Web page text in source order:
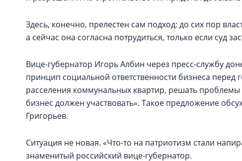
Здесь, конечно, прелестен сам подход: до сих пор
а сейчас она согласна потрудиться, только если суд
Вице-губернатор Игорь Албин через пресс-службу
принцип социальной ответственности бизнеса
расселения коммунальных квартир, решать
бизнес должен участвовать». Такое предложение
Григорьев.
Ситуация не новая. «Что-то на патриотизм стали
знаменитый российский вице-губернатор.